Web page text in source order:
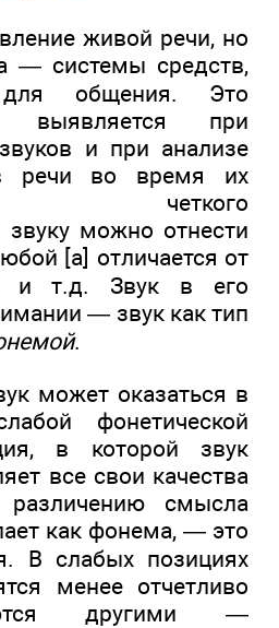
живой речи, но
— системы средств,
общения. Это
выявляется при
и при анализе
речи во время их
четкого
можно отнести
[а] отличается от
и т.д. Звук в его
— звук как тип
.
может оказаться в
фонетической
в которой звук
все свои качества
различению смысла
как фонема, — это
В слабых позициях
менее отчетливо
другими —